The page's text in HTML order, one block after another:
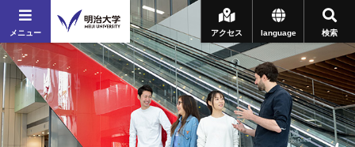
メニュー 検索
language
アクセス